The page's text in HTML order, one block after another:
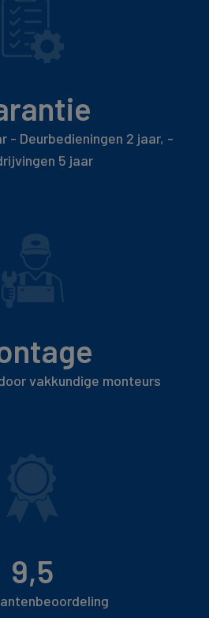
- Deurbedieningen 2 jaar, -
5 jaar
vakkundige monteurs
9,5